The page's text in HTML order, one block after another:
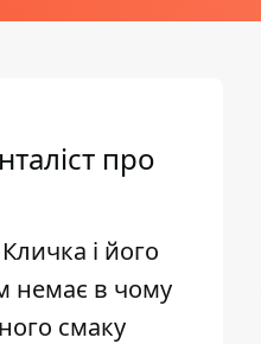
про
і його
немає в чому
смаку